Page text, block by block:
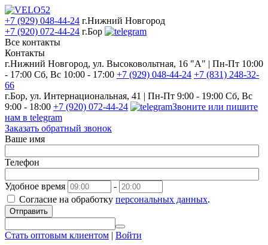
+7 (929) 048-44-24 г.Нижний Новгород
+7 (920) 072-44-24 г.Бор
Все контакты
Контакты
г.Нижний Новгород, ул. Высоковольтная, 16 "А" | Пн-Пт 10:00
- 17:00 Сб, Вс 10:00 - 17:00 +7 (929) 048-44-24 +7 (831) 248-32-
66
г.Бор, ул. Интернациональная, 41 | Пн-Пт 9:00 - 19:00 Сб, Вс
9:00 - 18:00 +7 (920) 072-44-24
Звоните или пишите
нам в telegram
Заказать обратный звонок
Ваше имя
Телефон
Удобное время
-
Согласие на обработку персональных данных.
Отправить
Стать оптовым клиентом | Войти